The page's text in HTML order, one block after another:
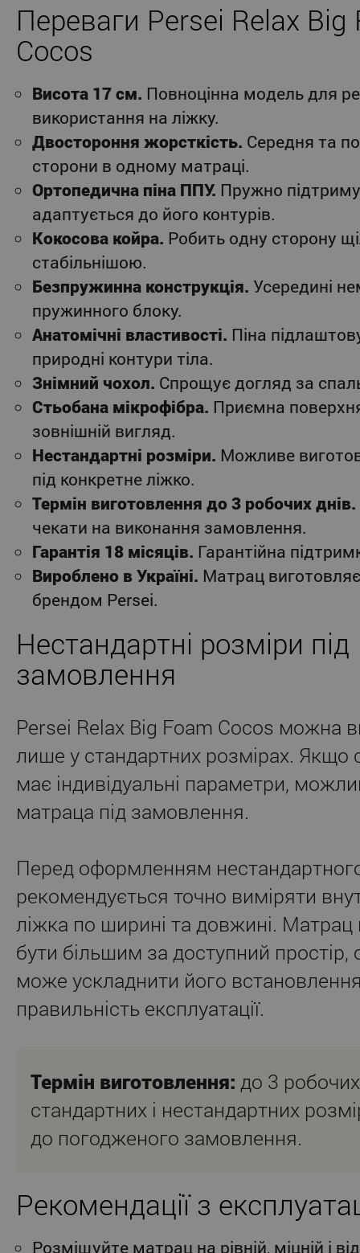
Переваги Persei Relax Big
Cocos
Висота 17 см. Повноцінна модель для
використання на ліжку.
Двостороння жорсткість. Середня та
сторони в одному матраці.
Ортопедична піна ППУ. Пружно
адаптується до його контурів.
Кокосова койра. Робить одну сторону
стабільнішою.
Безпружинна конструкція. Усередині
пружинного блоку.
Анатомічні властивості. Піна
природні контури тіла.
Знімний чохол. Спрощує догляд за
Стьобана мікрофібра. Приємна
зовнішній вигляд.
Нестандартні розміри. Можливе
під конкретне ліжко.
Термін виготовлення до 3 робочих днів.
чекати на виконання замовлення.
Гарантія 18 місяців. Гарантійна
Вироблено в Україні. Матрац
брендом Persei.
Нестандартні розміри під
замовлення
Persei Relax Big Foam Cocos можна
лише у стандартних розмірах. Якщо
має індивідуальні параметри,
матраца під замовлення.
Перед оформленням
рекомендується точно виміряти
ліжка по ширині та довжині.
бути більшим за доступний простір,
може ускладнити його
правильність експлуатації.
Термін виготовлення: до 3
стандартних і нестандартних
до погодженого замовлення.
Рекомендації з
Розміщуйте матрац на рівній, міцній і